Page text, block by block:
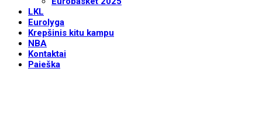
LKL
Eurolyga
Krepšinis kitu kampu
NBA
Kontaktai
Paieška